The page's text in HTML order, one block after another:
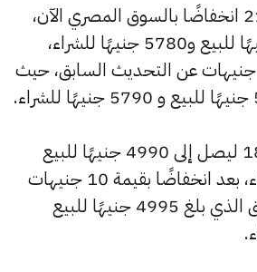
كما شهد سعر عيار 21 انخفاضًا بالسوق المصري الآن،
حيث بلغ 5820 جنيهًا للبيع و5780 جنيهًا للشراء،
منخفضًا بمقدار 10 جنيهات عن التحديث السابق، حيث
وانخفض سعر عيار 18 ليصل إلى 4990 جنيهًا للبيع
و4955 جنيهًا للشراء، بعد انخفاضًا بقيمة 10 جنيهات
مقارنة بالسعر السابق الذي بلغ 4995 جنيهًا للبيع